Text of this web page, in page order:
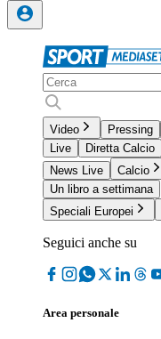
Video Pressing
Live
Diretta Calcio
News Live
Calcio
Un libro a settimana
Speciali Europei
Seguici anche su
Area personale